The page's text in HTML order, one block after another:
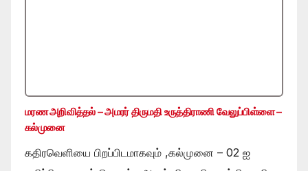
மரண அறிவித்தல் – அமரர் திருமதி உருத்திராணி வேலுப்பிள்ளை –
கல்முனை
கதிரவெளியை பிறப்பிடமாகவும் ,கல்முனை – 02 ஐ